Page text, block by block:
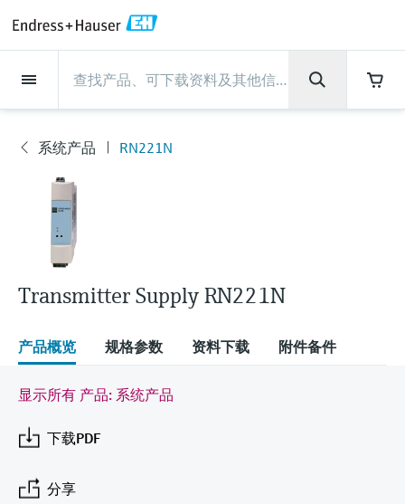
现场仪表
流量
物位测量
液体分析
温度测量
压力测量
系统产品
光学分析
Netilion IIoT
流量
电磁流量计
科里奥利质量流量计
超声波流量计
涡街流量计
热式质量流量计
Differential pressure flow
物位测量
雷达物位测量
Vibronic point level detection
导波雷达物位测量
超声波物位测量
电容物位测量
静压液位测量
Conductive level measurement
Float switch level measurement
液体分析
pH电极和变送器
电导率传感器和变送器
浊度传感器和变送器
氯传感器和变送器
溶解氧传感器和变送器
实验室检测仪表和便携式pH计
全自动水质采样仪
TOC、COD和SAC分析仪
温度测量
温度变送器
工业温度计
保护套管
高温型温度计
卫生型温度计
紧凑型温度计
温度开关
表面温度计
压力测量
绝压和表压测量
差压测量
选购全部
系统产品
数据管理仪&数据记录仪
过程测控仪
电源和安全栅
WirelessHART解决方案
网关和调制解调器
设备配置用平板电脑
能量管理仪和应用管理仪
浪涌保护器
光学分析
TDLAS和QF分析仪
拉曼光谱分析仪
排放监测解决方案
颗粒测量设备
数字分析仪解决方案
过程气体分析仪
空气质量测量装置
烟雾探测器
Netilion IIoT
Netilion Value
Netilion Health
Netilion Analytics
Netilion Library
Netilion Inventory
Netilion Connect
Netilion Device Viewer
Netilion Water
服务产品
Project and commissioning services
技术支持服务
仪表维护
仪表性能优化服务
View all
Project and commissioning
services
仪表调试服务
Industrial Project Management
技术支持服务
远程技术支持
远程资产监控
Process Instrumentation Courses
仪表维护
验证服务
现场仪表校准服务
预防性维护服务
Repair of measuring instruments
仪表性能优化服务
校准报告分析
优化校准间隔时间
动态现场仪表评价和分析服务
行业应用
食品与饮料
水务和环境：保护 —— 节约 —— 提高
石油与天然气：促进能源转型，实
化工：深化合作，助推可持续成功
续的未来
支持
快速获取服务支持！
技术支持中心 —— Endress+Hauser提供全方
位服务，与您相伴前行
下载区
搜索和下载技术手册, 宣传资料, 出版物, 软
学习中心
学习中心 - 探索Endress+Hauser学习平台上
活动和培训
根据需要，从培训、研讨会、展会、峰会或
在线研讨会等各种活动中灵活选择。
公司
Endress+Hauser集团
生产中心
集团实力
客户案例
新闻与案例
活动和培训
您的Endress+Hauser职业生涯
Endress+Hauser集团
公司概况
Endress+Hauser在中国
恩德斯豪斯科技中国
财务业绩
集团管理层
发展历程
文化与价值观
可持续发展
生产中心
物位和压力测量
Endress+Hauser流量
Endress+Hauser 液体分析
温度+系统产品
Endress+Hauser 数字解决方案
Endress+Hauser 光学分析
Endress+Hauser SICK
Endress+Hauser Technology China
集团实力
过程安全性
网络安全性
过程自动化项目流程
My Endress+Hauser
建立电子采购流程，从容应对未来
需求
新闻与案例
新闻与案例总览
所有文章
新闻稿
事实速览
媒体活动
活动和培训
培训
研讨会
展览会
在线研讨会和回放
峰会
线下活动
查找市场活动及培训
您的Endress+Hauser职业生
涯
Explore open positions
在Endress+Hauser工作
更多工作机会
德国耶拿分析仪器公司的工作机会
IST创新传感器技术公司的工作机
会
Job opportunities at
Endress+Hauser SICK
系统产品 RN221N
Transmitter Supply RN221N
产品概览 规格参数 资料下载 附件备件
显示所有 产品: 系统产品
下载PDF
分享